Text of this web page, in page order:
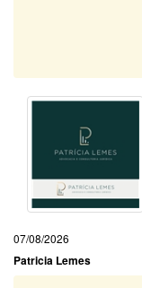
07/08/2026
Patricia Lemes